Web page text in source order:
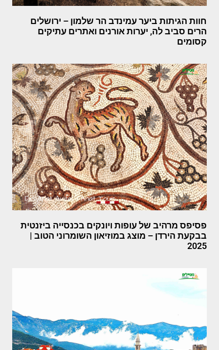
חוות הגיתות ביער עמינדב הר שלמון – ירושלים
הרים סביב לה, יערות אורנים ואתרים עתיקים
קסומים
פסיפס מרהיב של עופות ויונקים בכנסייה ביזנטית
בבקעת הירדן – מוצג במוזיאון השומרוני הטוב |
2025